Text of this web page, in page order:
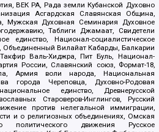
ВЕК РА, Рада земли Кубанской Духовно
Асгардская Славянская Община,
Духовная Семинария Духовное
Таблиги Джамаат, Свидетели
единство, Национал-социалистическое
Объединенный Вилайат Кабарды, Балкарии
Валь-Хиджра, Пит Буль, Национал-
России, Славянский союз, Формат-18,
Армия воли народа, Национальная
города Череповца, Духовно-Родовая
единство, Древнерусской
Староверов-Инглингов, Русский
против нелегальной иммиграции,
и о религиозных объединениях, Омская
политического движения Русское